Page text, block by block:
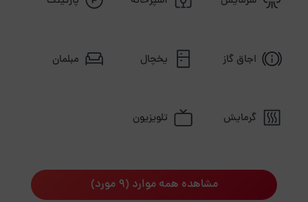
اجاق گاز یخچال مبلمان
گرمایش تلویزیون
مشاهده همه موارد (9 مورد)